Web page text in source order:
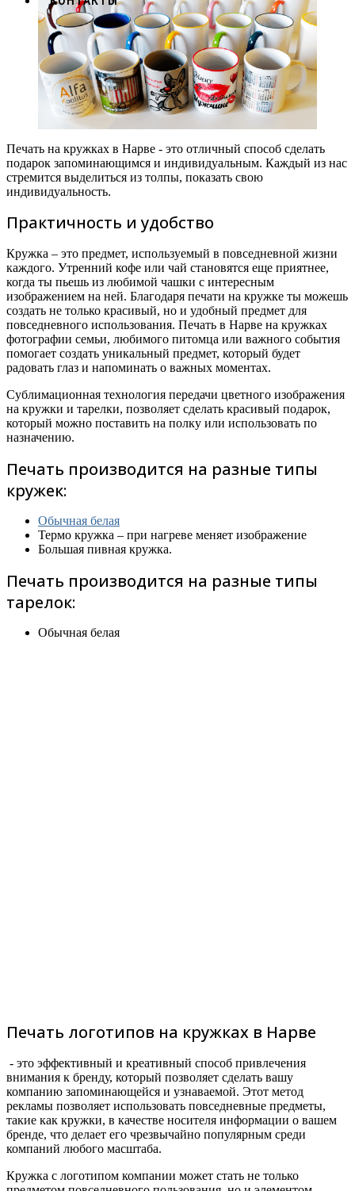
Печать на кружках в Нарве - это отличный способ сделать
подарок запоминающимся и индивидуальным. Каждый из нас
стремится выделиться из толпы, показать свою
индивидуальность.
Практичность и удобство
Кружка – это предмет, используемый в повседневной жизни
каждого. Утренний кофе или чай становятся еще приятнее,
когда ты пьешь из любимой чашки с интересным
изображением на ней. Благодаря печати на кружке ты можешь
создать не только красивый, но и удобный предмет для
повседневного использования. Печать в Нарве на кружках
фотографии семьи, любимого питомца или важного события
помогает создать уникальный предмет, который будет
радовать глаз и напоминать о важных моментах.
Сублимационная технология передачи цветного изображения
на кружки и тарелки, позволяет сделать красивый подарок,
который можно поставить на полку или использовать по
назначению.
Печать производится на разные типы
кружек:
Обычная белая
Термо кружка – при нагреве меняет изображение
Большая пивная кружка.
Печать производится на разные типы
тарелок:
Обычная белая
Печать логотипов на кружках в Нарве
- это эффективный и креативный способ привлечения
внимания к бренду, который позволяет сделать вашу
компанию запоминающейся и узнаваемой. Этот метод
рекламы позволяет использовать повседневные предметы,
такие как кружки, в качестве носителя информации о вашем
бренде, что делает его чрезвычайно популярным среди
компаний любого масштаба.
Кружка с логотипом компании может стать не только